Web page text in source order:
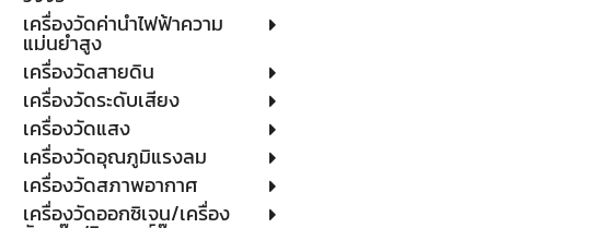
เครื่องวัดค่านำไฟฟ้าความ
แม่นยำสูง
เครื่องวัดสายดิน
เครื่องวัดระดับเสียง
เครื่องวัดแสง
เครื่องวัดอุณภูมิแรงลม
เครื่องวัดสภาพอากาศ
เครื่องวัดออกซิเจน/เครื่อง